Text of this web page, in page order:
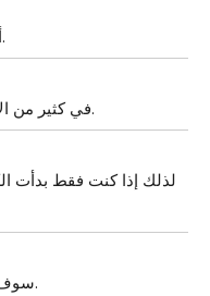
أنا فقط أقول انها عملة فليب، 50-50.
في كثير من الأحيان هو مجرد كلمة أو عبارة أو شيء.
لذلك إذا كنت فقط بدأت
سوف تجمع بعض الأفكار حول ما تبحث عنه.